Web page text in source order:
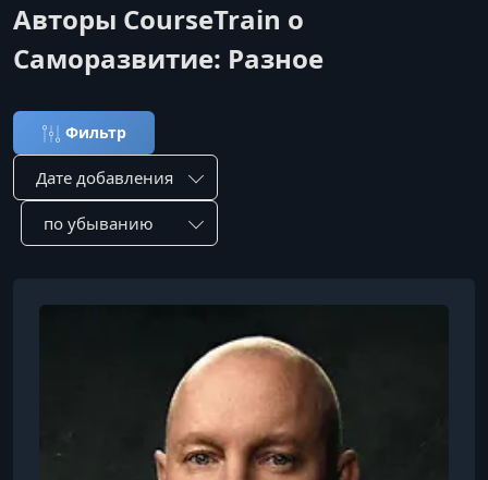
Авторы CourseTrain о
Саморазвитие: Разное
Фильтр
Сортировка по:
Сотировать по: